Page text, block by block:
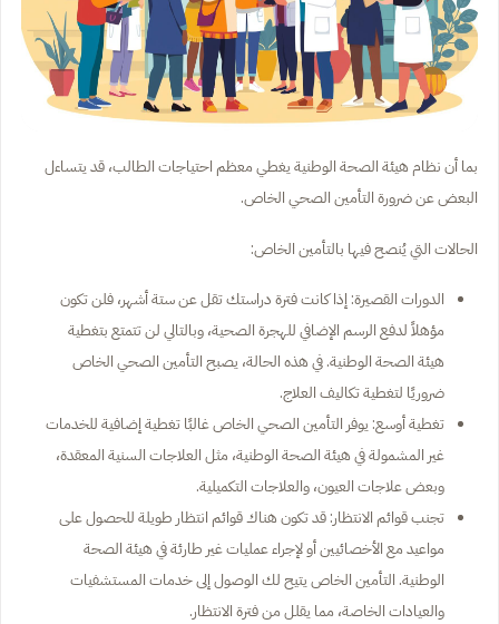
بما أن نظام هيئة الصحة الوطنية يغطي معظم احتياجات الطالب، قد يتساءل
البعض عن ضرورة التأمين الصحي الخاص.
الحالات التي يُنصح فيها بالتأمين الخاص:
الدورات القصيرة: إذا كانت فترة دراستك تقل عن ستة أشهر، فلن تكون
مؤهلاً لدفع الرسم الإضافي للهجرة الصحية، وبالتالي لن تتمتع بتغطية
هيئة الصحة الوطنية. في هذه الحالة، يصبح التأمين الصحي الخاص
ضروريًا لتغطية تكاليف العلاج.
تغطية أوسع: يوفر التأمين الصحي الخاص غالبًا تغطية إضافية للخدمات
غير المشمولة في هيئة الصحة الوطنية، مثل العلاجات السنية المعقدة،
وبعض علاجات العيون، والعلاجات التكميلية.
تجنب قوائم الانتظار: قد تكون هناك قوائم انتظار طويلة للحصول على
مواعيد مع الأخصائيين أو لإجراء عمليات غير طارئة في هيئة الصحة
الوطنية. التأمين الخاص يتيح لك الوصول إلى خدمات المستشفيات
والعيادات الخاصة، مما يقلل من فترة الانتظار.